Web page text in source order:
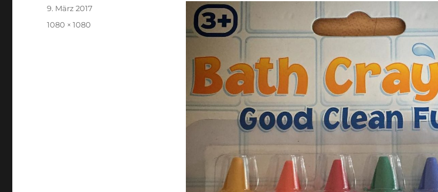
Veröffentlicht
9. März 2017
Originalgröße
1080 × 1080